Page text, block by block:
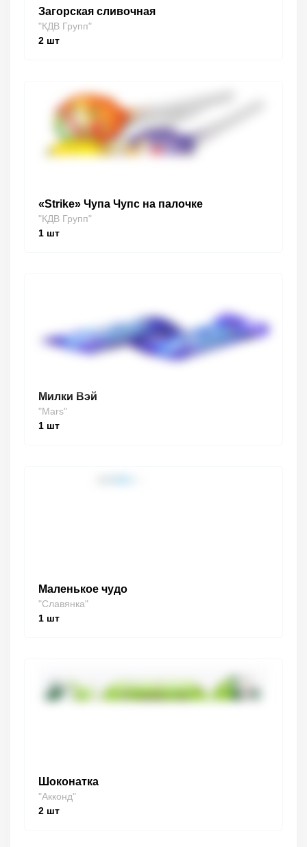
Загорская сливочная
"КДВ Групп"
2 шт
«Strike» Чупа Чупс на палочке
"КДВ Групп"
1 шт
Милки Вэй
"Mars"
1 шт
Маленькое чудо
"Славянка"
1 шт
Шоконатка
"Акконд"
2 шт